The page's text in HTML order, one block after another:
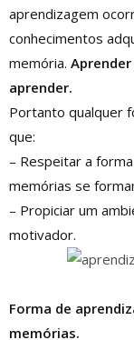
aprendizagem
conhecimentos
memória.
aprender.
Portanto qualquer
que:
– Respeitar a
memórias se
– Propiciar um
motivador.
Forma de
memórias.